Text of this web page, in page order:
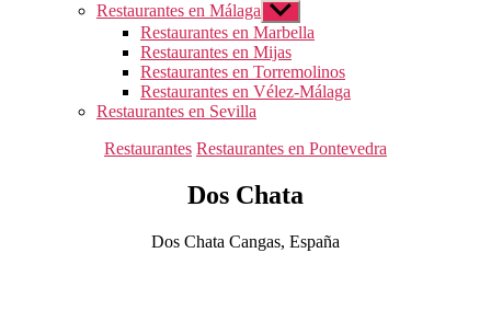
Restaurantes en Málaga Mostrar
el
submenú
Restaurantes en Marbella
Restaurantes en Mijas
Restaurantes en Torremolinos
Restaurantes en Vélez-Málaga
Restaurantes en Sevilla
Categorías
Restaurantes Restaurantes en Pontevedra
Dos Chata
Dos Chata Cangas, España